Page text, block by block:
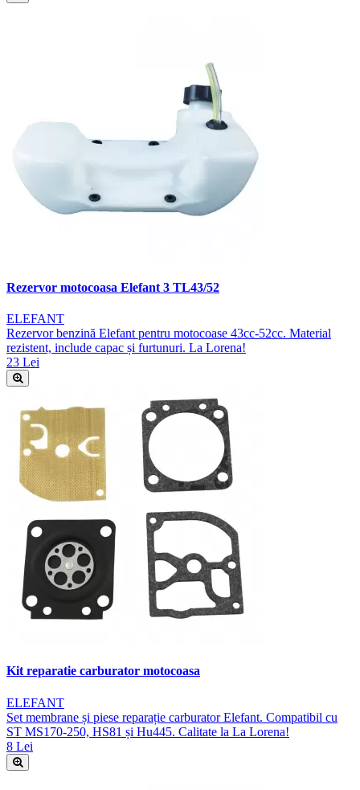
Rezervor motocoasa Elefant 3 TL43/52
ELEFANT
Rezervor benzină Elefant pentru motocoase 43cc-52cc. Material
rezistent, include capac și furtunuri. La Lorena!
23 Lei
Kit reparatie carburator motocoasa
ELEFANT
Set membrane și piese reparație carburator Elefant. Compatibil cu
ST MS170-250, HS81 și Hu445. Calitate la La Lorena!
8 Lei